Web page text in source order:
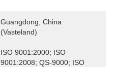
Guangdong, China
(vasteland)
ISO 9001:2000; ISO
9001:2008; QS-9000; ISO